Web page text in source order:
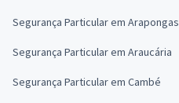
Segurança Particular em Arapongas
Segurança Particular em Araucária
Segurança Particular em Cambé